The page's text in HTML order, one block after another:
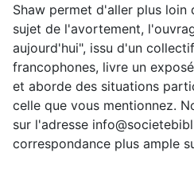
Shaw permet d'aller plus loin
sujet de l'avortement,
aujourd'hui", issu d'un
francophones, livre un
et aborde des situations
celle que vous mentionnez.
sur l'adresse
correspondance plus ample